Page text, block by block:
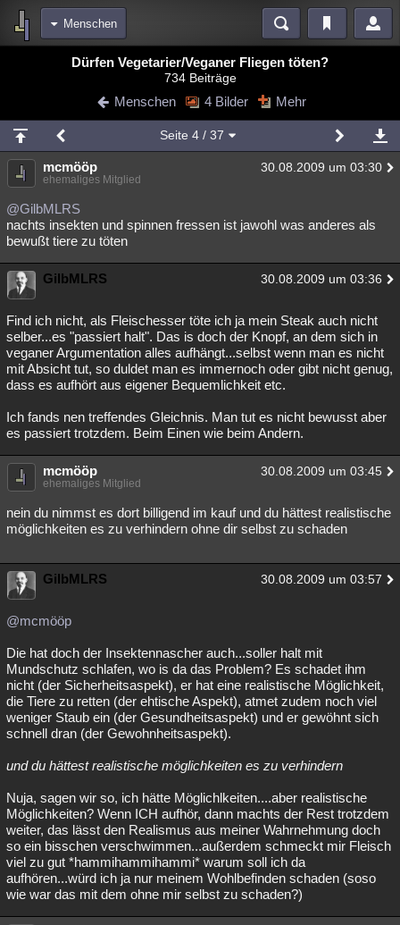
Menschen
Blogs Videos
Chat Wiki Neuigkeiten
meine Rubriken
Menschen Mystery Kriminalfälle
Spiritualität
Natur Umfragen
weitere Rubriken
Philosophie
Astronomie Helpdesk Gruppen Gaming Filme
Musik Clash Verbesserungen Allmystery English
Übersichten
Besucht Teilgenommen Alle Neue Geschlossen
Lesenswert Schlüsselwörter
Dürfen Vegetarier/Veganer Fliegen töten?
734 Beiträge
Menschen 4 Bilder Mehr
Seite 4/ 37
mcmööp 30.08.2009 um 03:30
ehemaliges Mitglied
@GilbMLRS
nachts insekten und spinnen fressen ist jawohl was anderes als
bewußt tiere zu töten
GilbMLRS 30.08.2009 um 03:36
Find ich nicht, als Fleischesser töte ich ja mein Steak auch nicht
selber...es "passiert halt". Das is doch der Knopf, an dem sich in
veganer Argumentation alles aufhängt...selbst wenn man es nicht
mit Absicht tut, so duldet man es immernoch oder gibt nicht genug,
dass es aufhört aus eigener Bequemlichkeit etc.
Ich fands nen treffendes Gleichnis. Man tut es nicht bewusst aber
es passiert trotzdem. Beim Einen wie beim Andern.
mcmööp 30.08.2009 um 03:45
ehemaliges Mitglied
nein du nimmst es dort billigend im kauf und du hättest realistische
möglichkeiten es zu verhindern ohne dir selbst zu schaden
GilbMLRS 30.08.2009 um 03:57
@mcmööp
Die hat doch der Insektennascher auch...soller halt mit
Mundschutz schlafen, wo is da das Problem? Es schadet ihm
nicht (der Sicherheitsaspekt), er hat eine realistische Möglichkeit,
die Tiere zu retten (der ehtische Aspekt), atmet zudem noch viel
weniger Staub ein (der Gesundheitsaspekt) und er gewöhnt sich
schnell dran (der Gewohnheitsaspekt).
und du hättest realistische möglichkeiten es zu verhindern
Nuja, sagen wir so, ich hätte Möglichlkeiten....aber realistische
Möglichkeiten? Wenn ICH aufhör, dann machts der Rest trotzdem
weiter, das lässt den Realismus aus meiner Wahrnehmung doch
so ein bisschen verschwimmen...außerdem schmeckt mir Fleisch
viel zu gut *hammihammihammi* warum soll ich da
aufhören...würd ich ja nur meinem Wohlbefinden schaden (soso
wie war das mit dem ohne mir selbst zu schaden?)